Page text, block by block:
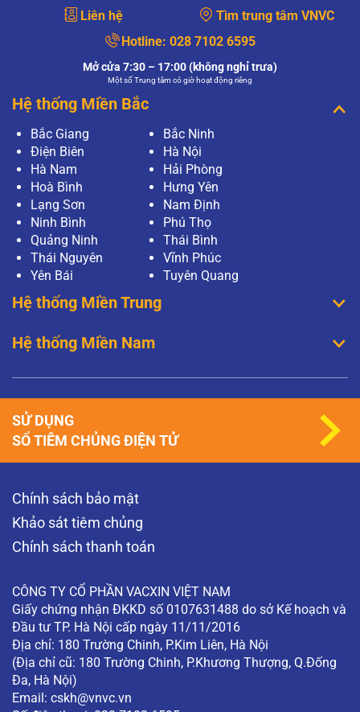
Liên hệ
Tìm trung tâm VNVC
Hotline: 028 7102 6595
Mở cửa 7:30 – 17:00 (không nghỉ trưa)
Một số Trung tâm có giờ hoạt động riêng
Hệ thống Miền Bắc
Bắc Giang
Bắc Ninh
Điện Biên
Hà Nội
Hà Nam
Hải Phòng
Hoà Bình
Hưng Yên
Lạng Sơn
Nam Định
Ninh Bình
Phú Thọ
Quảng Ninh
Thái Bình
Thái Nguyên
Vĩnh Phúc
Yên Bái
Tuyên Quang
Hệ thống Miền Trung
Hệ thống Miền Nam
Chính sách bảo mật
Khảo sát tiêm chủng
Chính sách thanh toán
CÔNG TY CỔ PHẦN VACXIN VIỆT NAM
Giấy chứng nhận ĐKKD số 0107631488 do sở Kế hoạch và
Đầu tư TP. Hà Nội cấp ngày 11/11/2016
Địa chỉ: 180 Trường Chinh, P.Kim Liên, Hà Nội
(Địa chỉ cũ: 180 Trường Chinh, P.Khương Thượng, Q.Đống
Đa, Hà Nội)
Email: cskh@vnvc.vn
SỬ DỤNG
SỔ TIÊM CHỦNG ĐIỆN TỬ